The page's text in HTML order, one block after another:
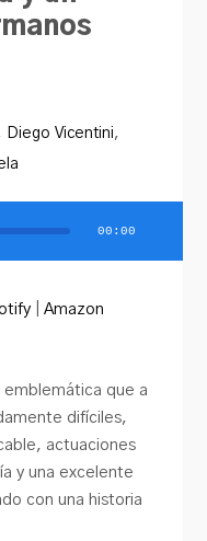
Diego Vicentini,
00:00
|Amazon
emblemática que a
difíciles,
actuaciones
y una excelente
con una historia